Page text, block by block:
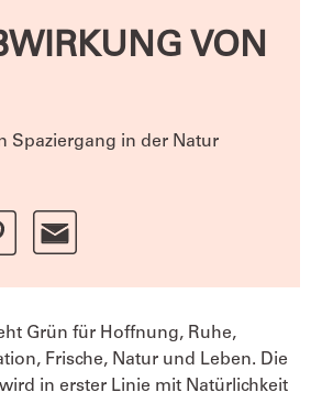
VON
Spaziergang in der Natur
Grün für Hoffnung, Ruhe,
Frische, Natur und Leben. Die
in erster Linie mit Natürlichkeit